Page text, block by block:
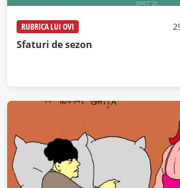
RUBRICA LUI OVI
Sfaturi de sezon